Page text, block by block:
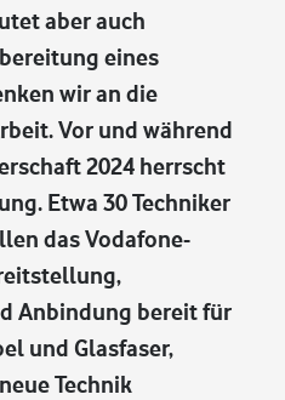
aber auch
eines
wir an die
Vor und während
2024 herrscht
Etwa 30 Techniker
das Vodafone-
Anbindung bereit für
und Glasfaser,
Technik